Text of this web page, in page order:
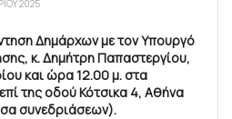
2025
Δημάρχων με τον Υπουργό
κ. Δημήτρη Παπαστεργίου,
και ώρα 12.00 μ. στα
της οδού Κότσικα 4, Αθήνα
συνεδριάσεων).